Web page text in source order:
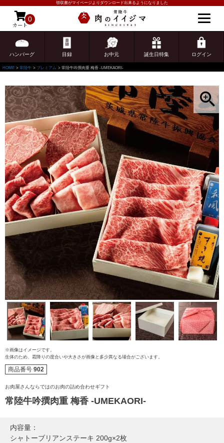
領収書がマイページよりダウンロード出来るようになりました
カート
0
ハンバーグ 目録 お中元 誕生日特集 ログイン
ゲスト 様こんにちは
ログイン
ご注文ガイド
熨斗・カード
食べ方からから探す
HOME 常陸牛 プレミアム 常陸牛吟撰肉重 梅香 -UMEKAORI-
※画像はイメージです。
生体のため、霜降りの度合いや大きさが画像と多少異なる場合がございます。
商品番号 902
お肉屋さんならではのお肉の詰め合わせギフト
常陸牛吟撰肉重 梅香 -UMEKAORI-
内容量：
シャトーブリアンステーキ 200g×2枚